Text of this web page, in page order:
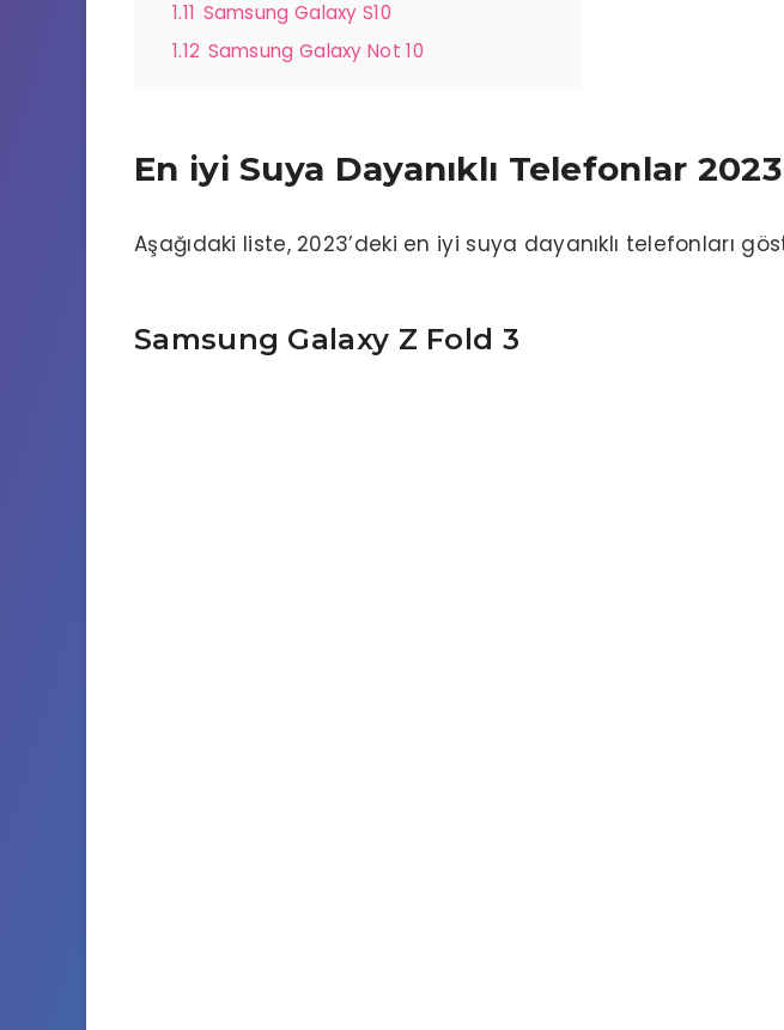
1.11 Samsung Galaxy S10
1.12 Samsung Galaxy Not 10
En iyi Suya Dayanıklı Telefonlar
Aşağıdaki liste, 2023’deki en iyi suya dayanıklı telefonları
Samsung Galaxy Z Fold 3